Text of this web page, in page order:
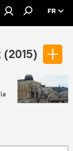
FR